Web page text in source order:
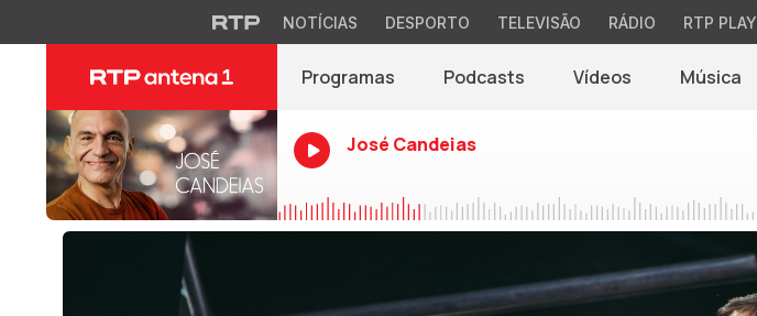
NOTÍCIAS DESPORTO TELEVISÃO RÁDIO RTP PLAY
Programas Podcasts Vídeos Música
José Candeias